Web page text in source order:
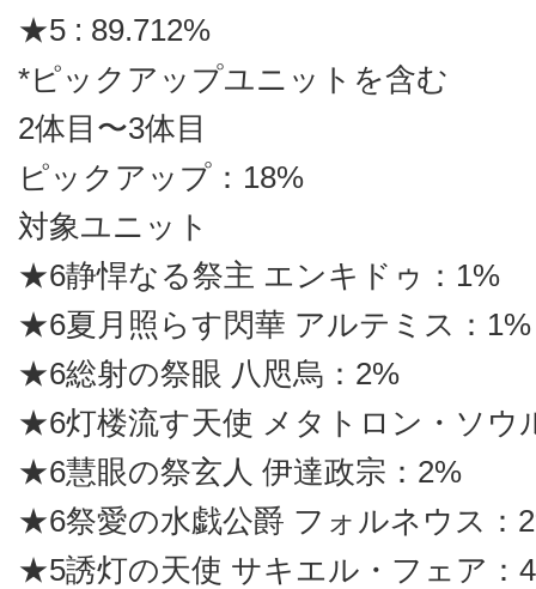
★5 : 89.712%
*ピックアップユニットを含む
2体目〜3体目
ピックアップ：18%
対象ユニット
★6静悍なる祭主 エンキドゥ：1%
★6夏月照らす閃華 アルテミス：1%
★6総射の祭眼 八咫烏：2%
★6灯楼流す天使 メタトロン・ソウ
★6慧眼の祭玄人 伊達政宗：2%
★6祭愛の水戯公爵 フォルネウス：
★5誘灯の天使 サキエル・フェア：